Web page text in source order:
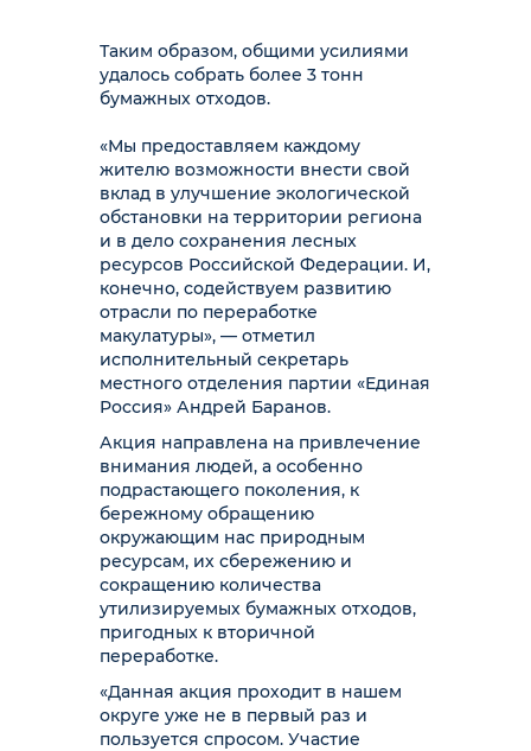
Таким образом, общими усилиями
удалось собрать более 3 тонн
бумажных отходов.
«Мы предоставляем каждому
жителю возможности внести свой
вклад в улучшение экологической
обстановки на территории региона
и в дело сохранения лесных
ресурсов Российской Федерации. И,
конечно, содействуем развитию
отрасли по переработке
макулатуры», — отметил
исполнительный секретарь
местного отделения партии «Единая
Россия» Андрей Баранов.
Акция направлена на привлечение
внимания людей, а особенно
подрастающего поколения, к
бережному обращению
окружающим нас природным
ресурсам, их сбережению и
сокращению количества
утилизируемых бумажных отходов,
пригодных к вторичной
переработке.
«Данная акция проходит в нашем
округе уже не в первый раз и
пользуется спросом. Участие